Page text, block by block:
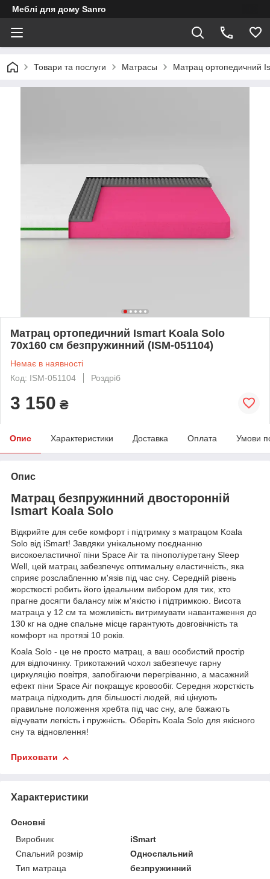
Меблі для дому Sanro
Товари та послуги Матрасы Матрац ортопедичний
Матрац ортопедичний Ismart Koala Solo
70х160 см безпружинний (ISM-051104)
Немає в наявності
Код: ISM-051104
Роздріб
3 150 ₴
Опис Характеристики Доставка Оплата Умови
Опис
Матрац безпружинний двосторонній
Ismart Koala Solo
Відкрийте для себе комфорт і підтримку з матрацом Koala
Solo від iSmart! Завдяки унікальному поєднанню
високоеластичної піни Space Air та пінополіуретану Sleep
Well, цей матрац забезпечує оптимальну еластичність, яка
сприяє розслабленню м'язів під час сну. Середній рівень
жорсткості робить його ідеальним вибором для тих, хто
прагне досягти балансу між м'якістю і підтримкою. Висота
матраца у 12 см та можливість витримувати навантаження до
130 кг на одне спальне місце гарантують довговічність та
комфорт на протязі 10 років.
Koala Solo - це не просто матрац, а ваш особистий простір
для відпочинку. Трикотажний чохол забезпечує гарну
циркуляцію повітря, запобігаючи перегріванню, а масажний
ефект піни Space Air покращує кровообіг. Середня жорсткість
матраца підходить для більшості людей, які цінують
правильне положення хребта під час сну, але бажають
відчувати легкість і пружність. Оберіть Koala Solo для якісного
сну та відновлення!
Приховати
Характеристики
Основні
Виробник
iSmart
Спальний розмір
Односпальний
Тип матраца
безпружинний